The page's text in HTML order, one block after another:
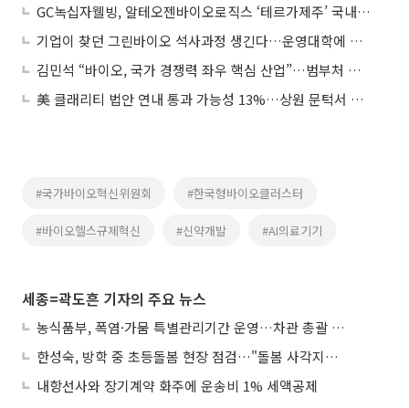
GC녹십자웰빙, 알테오젠바이오로직스 ‘테르가제주’ 국내 공동판매
기업이 찾던 그린바이오 석사과정 생긴다…운영대학에 경상대 선정
김민석 “바이오, 국가 경쟁력 좌우 핵심 산업”…범부처 컨트롤타워 가동
美 클래리티 법안 연내 통과 가능성 13%…상원 문턱서 제동
#국가바이오혁신위원회 #한국형바이오클러스터
#바이오헬스규제혁신 #신약개발 #AI의료기기
세종=곽도흔 기자의 주요 뉴스
농식품부, 폭염·가뭄 특별관리기간 운영…차관 총괄 대응체계 격상
한성숙, 방학 중 초등돌봄 현장 점검…"돌봄 사각지대 없애야"
내항선사와 장기계약 화주에 운송비 1% 세액공제